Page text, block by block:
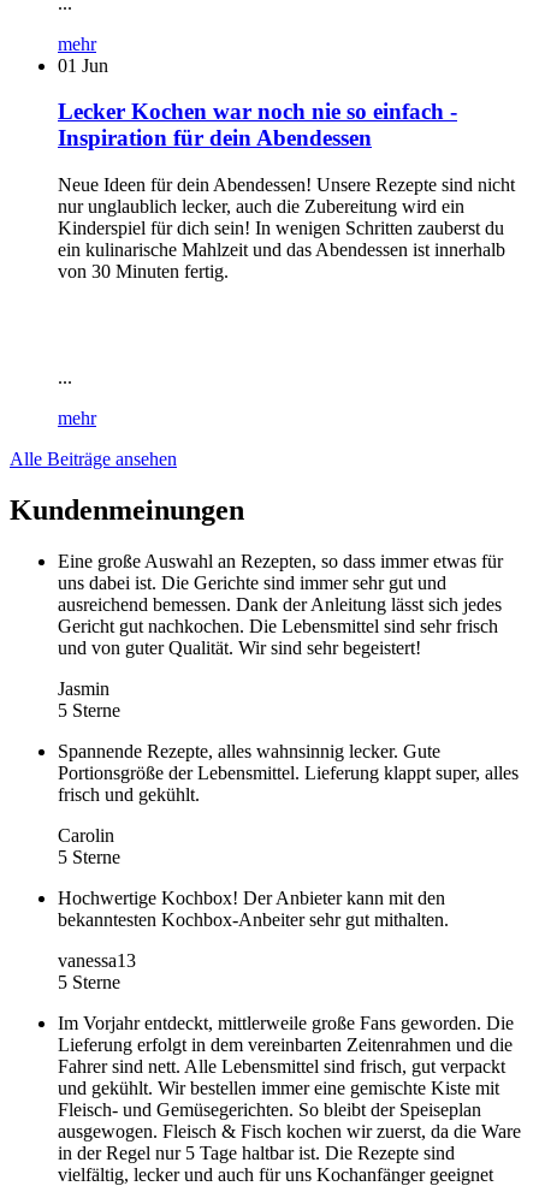
mehr
01 Jun
Lecker Kochen war noch nie so einfach -
Inspiration für dein Abendessen
Neue Ideen für dein Abendessen! Unsere Rezepte sind nicht
nur unglaublich lecker, auch die Zubereitung wird ein
Kinderspiel für dich sein! In wenigen Schritten zauberst du
ein kulinarische Mahlzeit und das Abendessen ist innerhalb
von 30 Minuten fertig.
...
mehr
Alle Beiträge ansehen
Kundenmeinungen
Eine große Auswahl an Rezepten, so dass immer etwas für
uns dabei ist. Die Gerichte sind immer sehr gut und
ausreichend bemessen. Dank der Anleitung lässt sich jedes
Gericht gut nachkochen. Die Lebensmittel sind sehr frisch
und von guter Qualität. Wir sind sehr begeistert!
Jasmin
5 Sterne
Spannende Rezepte, alles wahnsinnig lecker. Gute
Portionsgröße der Lebensmittel. Lieferung klappt super, alles
frisch und gekühlt.
Carolin
5 Sterne
Hochwertige Kochbox! Der Anbieter kann mit den
bekanntesten Kochbox-Anbeiter sehr gut mithalten.
vanessa13
5 Sterne
Im Vorjahr entdeckt, mittlerweile große Fans geworden. Die
Lieferung erfolgt in dem vereinbarten Zeitenrahmen und die
Fahrer sind nett. Alle Lebensmittel sind frisch, gut verpackt
und gekühlt. Wir bestellen immer eine gemischte Kiste mit
Fleisch- und Gemüsegerichten. So bleibt der Speiseplan
ausgewogen. Fleisch & Fisch kochen wir zuerst, da die Ware
in der Regel nur 5 Tage haltbar ist. Die Rezepte sind
vielfältig, lecker und auch für uns Kochanfänger geeignet